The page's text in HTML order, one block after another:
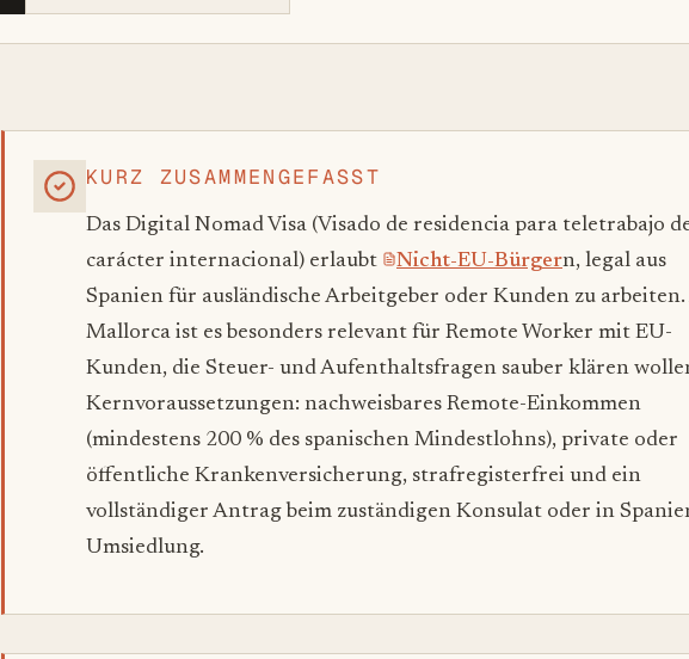
KURZ ZUSAMMENGEFASST
Das Digital Nomad Visa (Visado de residencia para teletrabajo
carácter internacional) erlaubt
Nicht-EU-Bürgern, legal aus
Spanien für ausländische Arbeitgeber oder Kunden zu
Mallorca ist es besonders relevant für Remote Worker mit EU-
Kunden, die Steuer- und Aufenthaltsfragen sauber klären
Kernvoraussetzungen: nachweisbares Remote-Einkommen
(mindestens 200 % des spanischen Mindestlohns), private oder
öffentliche Krankenversicherung, strafregisterfrei und ein
vollständiger Antrag beim zuständigen Konsulat oder in
Umsiedlung.